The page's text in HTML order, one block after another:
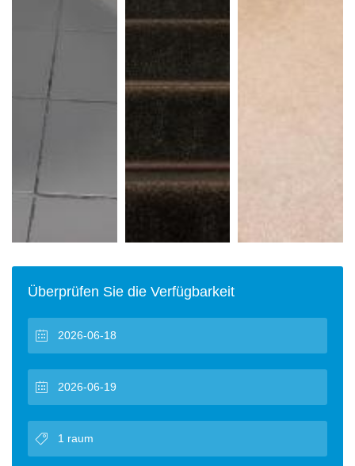
Überprüfen Sie die Verfügbarkeit